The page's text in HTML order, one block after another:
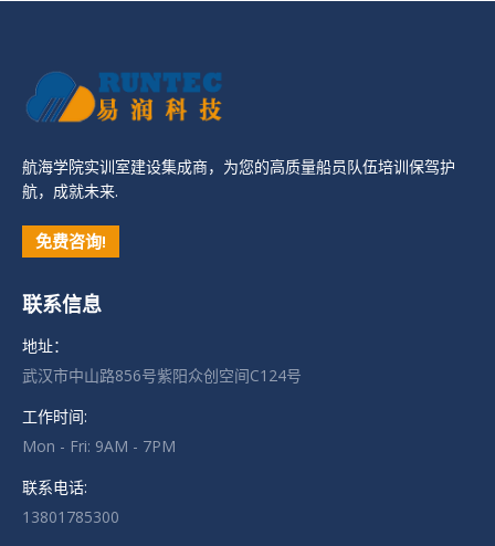
航海学院实训室建设集成商，为您的高质量船员队伍培训保驾护
航，成就未来.
免费咨询!
联系信息
地址：
武汉市中山路856号紫阳众创空间C124号
工作时间:
Mon - Fri: 9AM - 7PM
联系电话:
13801785300